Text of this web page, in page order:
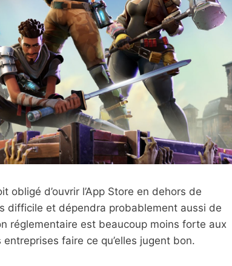
obligé d’ouvrir l’App Store en dehors de
difficile et dépendra probablement aussi de
réglementaire est beaucoup moins forte aux
faire ce qu’elles jugent bon.